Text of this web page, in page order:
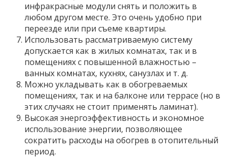
инфракрасные модули снять и положить в
любом другом месте. Это очень удобно при
переезде или при съеме квартиры.
Использовать рассматриваемую систему
допускается как в жилых комнатах, так и в
помещениях с повышенной влажностью –
ванных комнатах, кухнях, санузлах и т. д.
Можно укладывать как в обогреваемых
помещениях, так и на балконе или террасе (но в
этих случаях не стоит применять ламинат).
Высокая энергоэффективность и экономное
использование энергии, позволяющее
сократить расходы на обогрев в отопительный
период.